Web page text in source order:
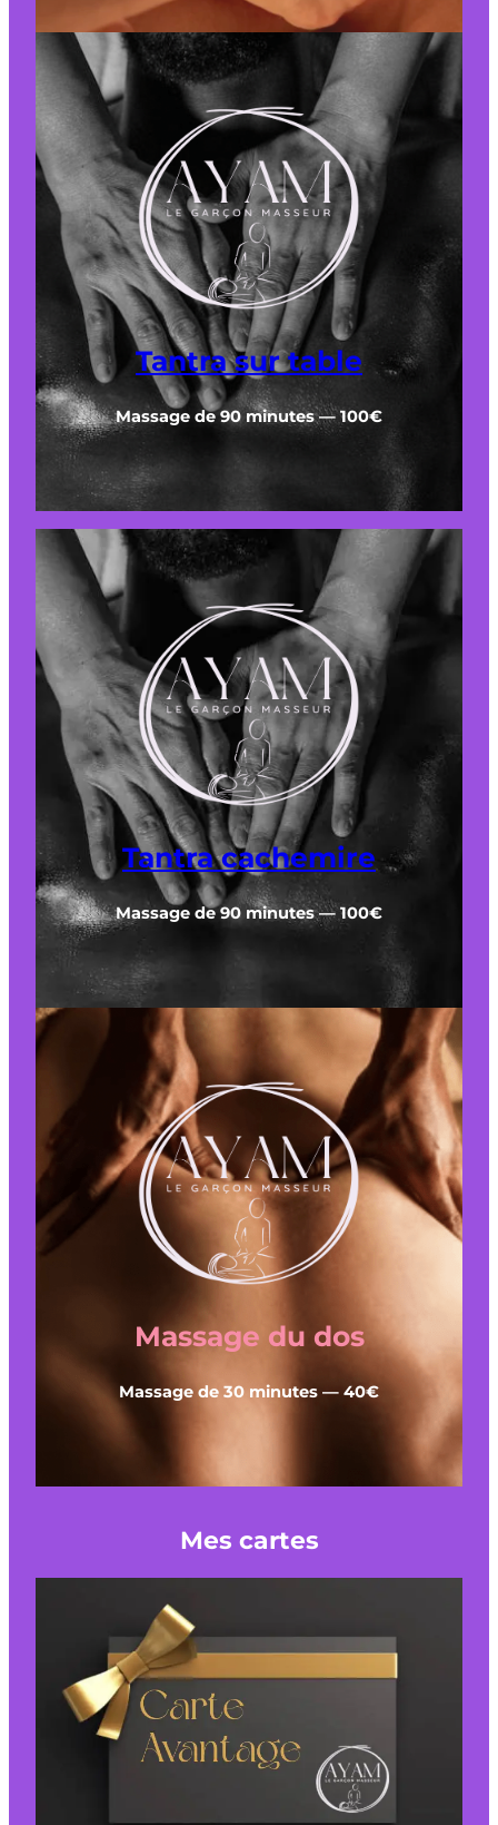
Tantra sur table
Massage de 90 minutes — 100€
Tantra cachemire
Massage de 90 minutes — 100€
Massage du dos
Massage de 30 minutes — 40€
Mes cartes